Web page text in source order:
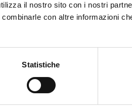
il nostro sito con i nostri
con altre informazioni
Statistiche
70 orbital
WORLDWIDE ITALIANO